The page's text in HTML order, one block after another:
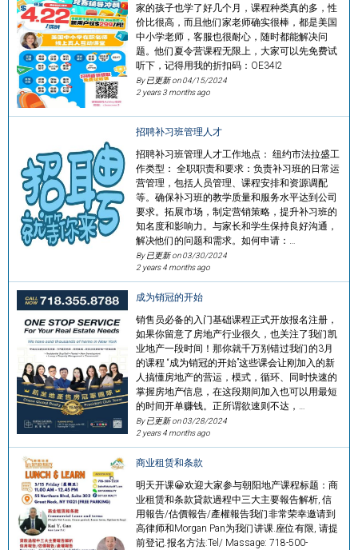
家的孩子也学了好几个月，课程种类真的多，性
价比很高，而且他们家老师确实很棒，都是美国
中小学老师，客服也很耐心，随时都能解决问
题。他们夏令营课程无限上，大家可以先免费试
听下，记得用我的折扣码：OE34I2
By 已更新 on04/15/2024
2 years 3 months ago
招聘补习班管理人才
招聘补习班管理人才工作地点： 纽约市法拉盛工
作类型： 全职职责和要求：负责补习班的日常运
营管理，包括人员管理、课程安排和资源调配
等。确保补习班的教学质量和服务水平达到公司
要求。拓展市场，制定营销策略，提升补习班的
知名度和影响力。与家长和学生保持良好沟通，
解决他们的问题和需求。如何申请：…
By 已更新 on03/30/2024
2 years 4 months ago
成为销冠的开始
销售员必备的入门基础课程正式开放报名注册，
如果你留意了房地产行业很久，也关注了我们凯
业地产一段时间！那你就千万别错过我们的3月
的课程 “成为销冠的开始”这些课会让刚加入的新
人搞懂房地产的营运，模式，循环、同时快速的
掌握房地产信息，在这段期间加入也可以用最短
的时间开单赚钱。正所谓欲速则不达，…
By 已更新 on03/28/2024
2 years 4 months ago
商业租赁和条款
明天开课😀欢迎大家参与朝阳地产课程标题：商
业租赁和条款貸款過程中三大主要報告解析, 信
用報告/估價報告/產權報告我们非常荣幸邀请到
高律师和Morgan Pan为我们讲课.座位有限, 请提
前登记.报名方法:Tel/ Massage: 718-500-